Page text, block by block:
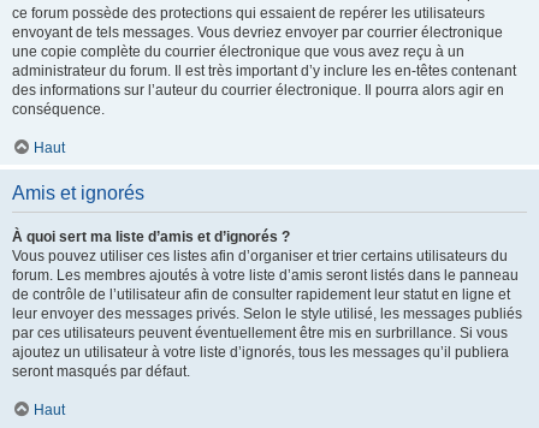
ce forum possède des protections qui essaient de repérer les utilisateurs
envoyant de tels messages. Vous devriez envoyer par courrier électronique
une copie complète du courrier électronique que vous avez reçu à un
administrateur du forum. Il est très important d’y inclure les en-têtes contenant
des informations sur l’auteur du courrier électronique. Il pourra alors agir en
conséquence.
Haut
Amis et ignorés
À quoi sert ma liste d’amis et d’ignorés ?
Vous pouvez utiliser ces listes afin d’organiser et trier certains utilisateurs du
forum. Les membres ajoutés à votre liste d’amis seront listés dans le panneau
de contrôle de l’utilisateur afin de consulter rapidement leur statut en ligne et
leur envoyer des messages privés. Selon le style utilisé, les messages publiés
par ces utilisateurs peuvent éventuellement être mis en surbrillance. Si vous
ajoutez un utilisateur à votre liste d’ignorés, tous les messages qu’il publiera
seront masqués par défaut.
Haut